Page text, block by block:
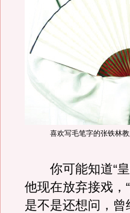
喜欢写毛笔字的张铁林教
你可能知道“皇
他现在放弃接戏，
是不是还想问，曾